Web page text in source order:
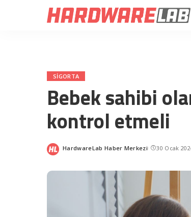
SIGORTA
Bebek sahibi
kontrol etmeli
Posted
HardwareLab Haber Merkezi 30 Ocak